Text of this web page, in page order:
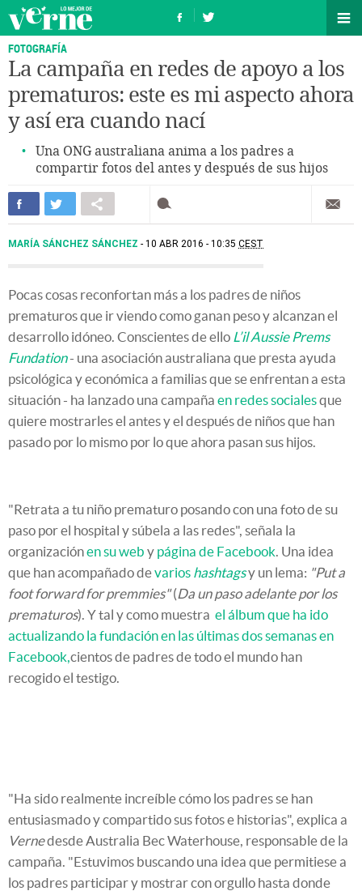
FOTOGRAFÍA
La campaña en redes de apoyo a los
prematuros: este es mi aspecto ahora
y así era cuando nací
Una ONG australiana anima a los padres a
compartir fotos del antes y después de sus hijos
MARÍA SÁNCHEZ SÁNCHEZ 10 ABR 2016 - 10:35 CEST
Pocas cosas reconfortan más a los padres de niños
prematuros que ir viendo como ganan peso y alcanzan el
desarrollo idóneo. Conscientes de ello L’il Aussie Prems
Fundation- una asociación australiana que presta ayuda
psicológica y económica a familias que se enfrentan a esta
situación - ha lanzado una campaña en redes socialesque
quiere mostrarles el antes y el después de niños que han
pasado por lo mismo por lo que ahora pasan sus hijos.
"Retrata a tu niño prematuro posando con una foto de su
paso por el hospital y súbela a las redes", señala la
organizaciónen su web y página de Facebook. Una idea
que han acompañado devarios hashtagsy un lema: "Put a
foot forward for premmies"(Da un paso adelante por los
prematuros). Y tal y como muestra el álbum que ha ido
actualizando la fundación en las últimas dos semanas en
Facebook,cientos de padres de todo el mundo han
recogido el testigo.
"Ha sido realmente increíble cómo los padres se han
entusiasmado y compartido sus fotos e historias", explica a
Vernedesde Australia Bec Waterhouse, responsable de la
campaña. "Estuvimos buscando una idea que permitiese a
los padres participar y mostrar con orgullo hasta donde